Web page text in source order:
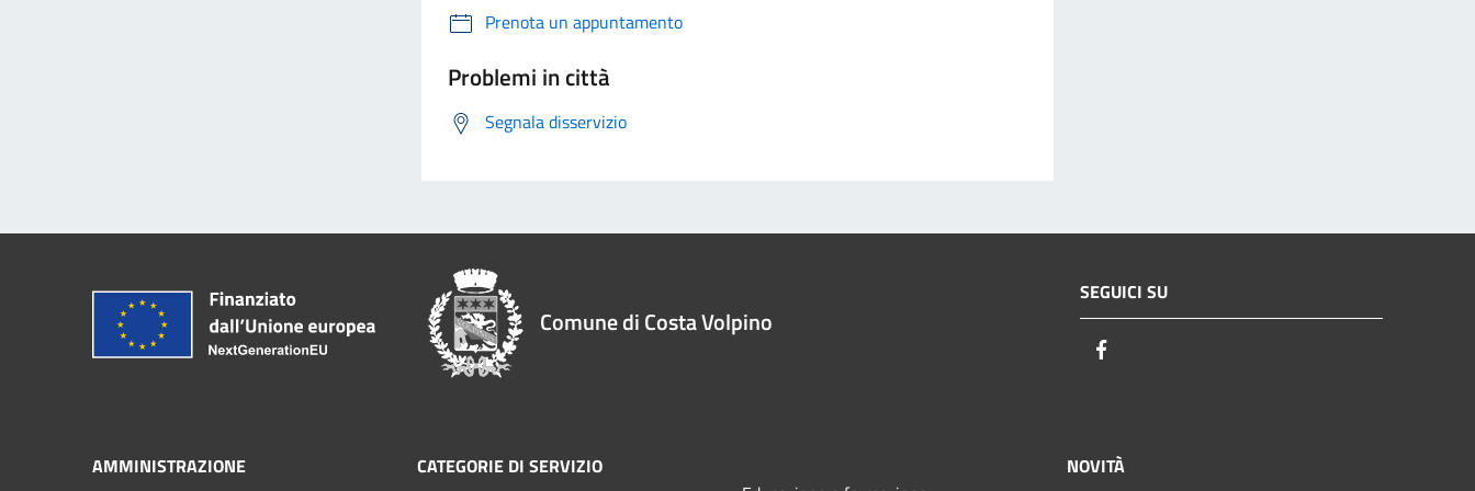
Prenota un appuntamento
Problemi in città
Segnala disservizio
Comune di Costa Volpino
SEGUICI SU
AMMINISTRAZIONE
CATEGORIE DI SERVIZIO
NOVITÀ